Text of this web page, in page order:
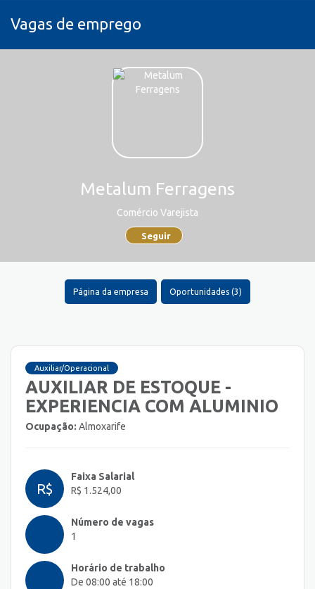
Vagas de emprego
Metalum Ferragens
Comércio Varejista
Seguir
Página da empresa Oportunidades (3)
Auxiliar/Operacional
AUXILIAR DE ESTOQUE -
EXPERIENCIA COM ALUMINIO
Ocupação: Almoxarife
R$
Faixa Salarial
R$ 1.524,00
Número de vagas
1
Horário de trabalho
De 08:00 até 18:00